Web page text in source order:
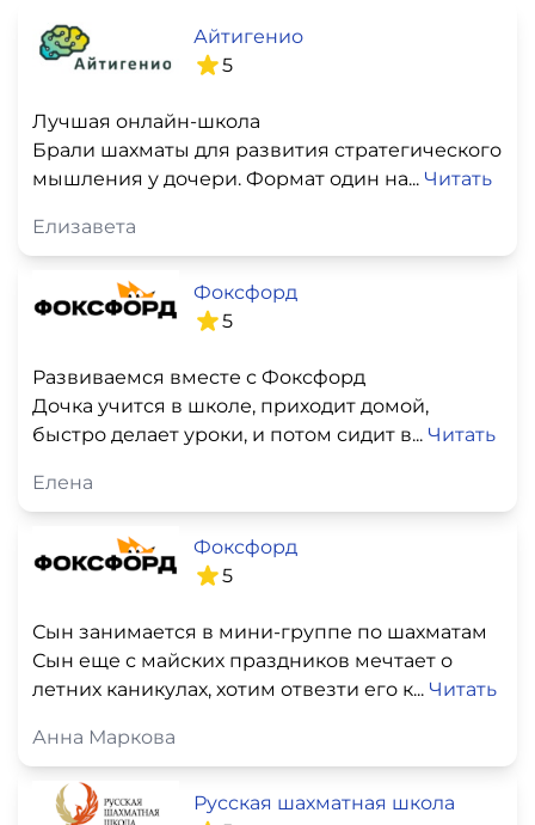
Айтигенио
5
Лучшая онлайн-школа
Брали шахматы для развития стратегического
мышления у дочери. Формат один на... Читать
Елизавета
Фоксфорд
5
Развиваемся вместе с Фоксфорд
Дочка учится в школе, приходит домой,
быстро делает уроки, и потом сидит в... Читать
Елена
Фоксфорд
5
Сын занимается в мини-группе по шахматам
Сын еще с майских праздников мечтает о
летних каникулах, хотим отвезти его к... Читать
Анна Маркова
Русская шахматная школа